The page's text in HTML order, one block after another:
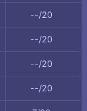
--/20
--/20
--/20
--/20